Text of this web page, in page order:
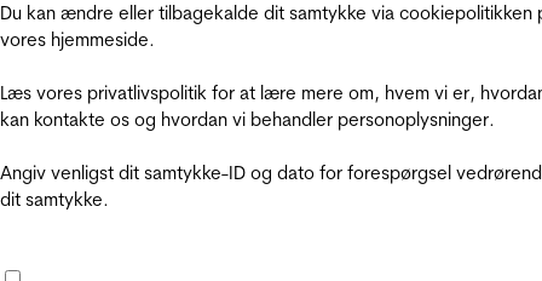
Du kan ændre eller tilbagekalde dit samtykke via cookiepolitikken
vores hjemmeside.
Læs vores privatlivspolitik for at lære mere om, hvem vi er,
kan kontakte os og hvordan vi behandler personoplysninger.
Angiv venligst dit samtykke-ID og dato for forespørgsel
dit samtykke.